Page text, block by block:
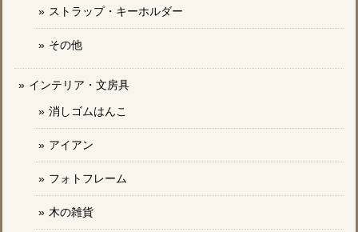
ストラップ・キーホルダー
その他
インテリア・文房具
消しゴムはんこ
アイアン
フォトフレーム
木の雑貨